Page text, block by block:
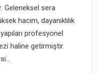
Geleneksel sera
hacim, dayanıklılık
profesyonel
haline getirmiştir.